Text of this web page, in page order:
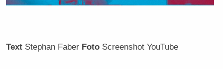
Text Stephan Faber Foto Screenshot YouTube